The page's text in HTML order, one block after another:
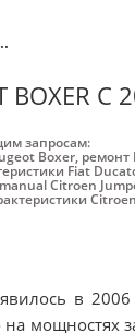
BOXER С
запросам:
Boxer, ремонт
Fiat
manual Citroen
в 2006
мощностях